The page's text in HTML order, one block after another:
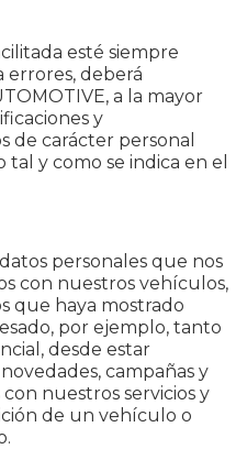
esté siempre
errores, deberá
a la mayor
y
de carácter personal
y como se indica en el
personales que nos
con nuestros vehículos,
que haya mostrado
por ejemplo, tanto
desde estar
campañas y
nuestros servicios y
de un vehículo o